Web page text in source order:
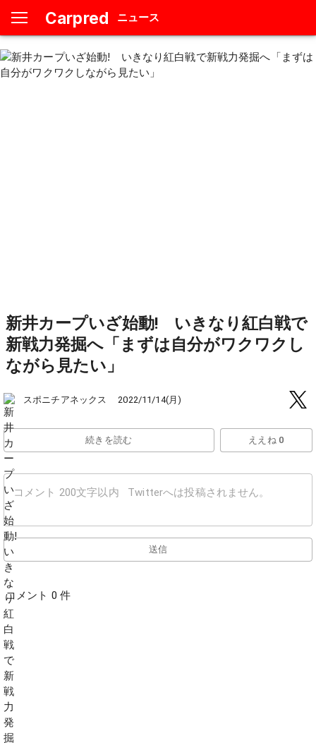
Carpred ニュース
新井カープいざ始動! いきなり紅白戦で
新戦力発掘へ「まずは自分がワクワクし
ながら見たい」
スポニチアネックス 2022/11/14(月)
続きを読む ええね 0
送信
コメント 0 件